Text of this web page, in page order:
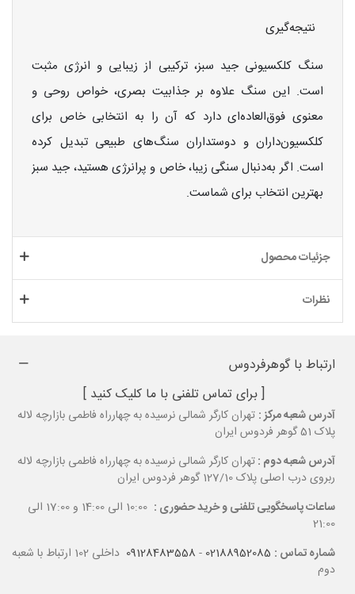
نتیجه‌گیری
سنگ کلکسیونی جید سبز، ترکیبی از زیبایی و انرژی مثبت
است. این سنگ علاوه بر جذابیت بصری، خواص روحی و
معنوی فوق‌العاده‌ای دارد که آن را به انتخابی خاص برای
کلکسیون‌داران و دوستداران سنگ‌های طبیعی تبدیل کرده
است. اگر به‌دنبال سنگی زیبا، خاص و پرانرژی هستید، جید سبز
بهترین انتخاب برای شماست.
جزئیات محصول
نظرات
ارتباط با گوهرفردوس
[ برای تماس تلفنی با ما کلیک کنید ]
آدرس شعبه مرکز : تهران کارگر شمالی نرسیده به چهارراه فاطمی بازارچه لاله
پلاک 51 گوهر فردوس ایران
آدرس شعبه دوم :تهران کارگر شمالی نرسیده به چهارراه فاطمی بازارچه لاله
ربروی درب اصلی پلاک 127/10 گوهر فردوس ایران
ساعات پاسخگویی تلفنی و خرید حضوری :
10:00 الی 14:00 و 17:00 الی
21:00
شماره تماس : 02188952085
-
09128483558
داخلی 102 ارتباط با شعبه
دوم